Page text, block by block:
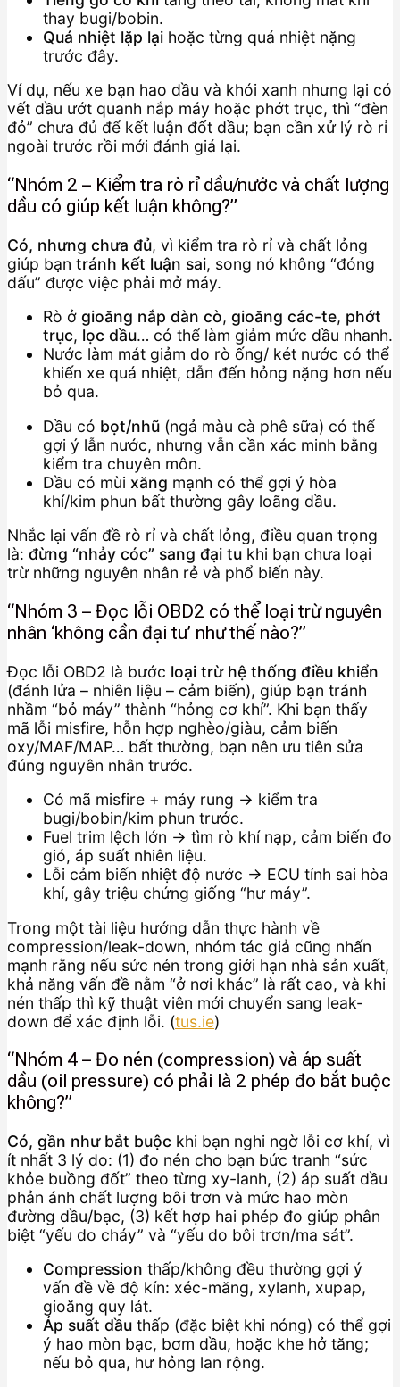
thay bugi/bobin.
Quá nhiệt lặp lại hoặc từng quá nhiệt nặng
trước đây.
Ví dụ, nếu xe bạn hao dầu và khói xanh nhưng lại có
vết dầu ướt quanh nắp máy hoặc phớt trục, thì “đèn
đỏ” chưa đủ để kết luận đốt dầu; bạn cần xử lý rò rỉ
ngoài trước rồi mới đánh giá lại.
“Nhóm 2 – Kiểm tra rò rỉ dầu/nước và chất lượng
dầu có giúp kết luận không?”
Có, nhưng chưa đủ, vì kiểm tra rò rỉ và chất lỏng
giúp bạn tránh kết luận sai, song nó không “đóng
dấu” được việc phải mở máy.
Rò ở gioăng nắp dàn cò, gioăng các-te, phớt
trục, lọc dầu… có thể làm giảm mức dầu nhanh.
Nước làm mát giảm do rò ống/ két nước có thể
khiến xe quá nhiệt, dẫn đến hỏng nặng hơn nếu
bỏ qua.
Dầu có bọt/nhũ (ngả màu cà phê sữa) có thể
gợi ý lẫn nước, nhưng vẫn cần xác minh bằng
kiểm tra chuyên môn.
Dầu có mùi xăng mạnh có thể gợi ý hòa
khí/kim phun bất thường gây loãng dầu.
Nhắc lại vấn đề rò rỉ và chất lỏng, điều quan trọng
là: đừng “nhảy cóc” sang đại tu khi bạn chưa loại
trừ những nguyên nhân rẻ và phổ biến này.
“Nhóm 3 – Đọc lỗi OBD2 có thể loại trừ nguyên
nhân ‘không cần đại tu’ như thế nào?”
Đọc lỗi OBD2 là bước loại trừ hệ thống điều khiển
(đánh lửa – nhiên liệu – cảm biến), giúp bạn tránh
nhầm “bỏ máy” thành “hỏng cơ khí”. Khi bạn thấy
mã lỗi misfire, hỗn hợp nghèo/giàu, cảm biến
oxy/MAF/MAP… bất thường, bạn nên ưu tiên sửa
đúng nguyên nhân trước.
Có mã misfire + máy rung → kiểm tra
bugi/bobin/kim phun trước.
Fuel trim lệch lớn → tìm rò khí nạp, cảm biến đo
gió, áp suất nhiên liệu.
Lỗi cảm biến nhiệt độ nước → ECU tính sai hòa
khí, gây triệu chứng giống “hư máy”.
Trong một tài liệu hướng dẫn thực hành về
compression/leak-down, nhóm tác giả cũng nhấn
mạnh rằng nếu sức nén trong giới hạn nhà sản xuất,
khả năng vấn đề nằm “ở nơi khác” là rất cao, và khi
nén thấp thì kỹ thuật viên mới chuyển sang leak-
down để xác định lỗi. (tus.ie)
“Nhóm 4 – Đo nén (compression) và áp suất
dầu (oil pressure) có phải là 2 phép đo bắt buộc
không?”
Có, gần như bắt buộc khi bạn nghi ngờ lỗi cơ khí, vì
ít nhất 3 lý do: (1) đo nén cho bạn bức tranh “sức
khỏe buồng đốt” theo từng xy-lanh, (2) áp suất dầu
phản ánh chất lượng bôi trơn và mức hao mòn
đường dầu/bạc, (3) kết hợp hai phép đo giúp phân
biệt “yếu do cháy” và “yếu do bôi trơn/ma sát”.
Compression thấp/không đều thường gợi ý
vấn đề về độ kín: xéc-măng, xylanh, xupap,
gioăng quy lát.
Áp suất dầu thấp (đặc biệt khi nóng) có thể gợi
ý hao mòn bạc, bơm dầu, hoặc khe hở tăng;
nếu bỏ qua, hư hỏng lan rộng.